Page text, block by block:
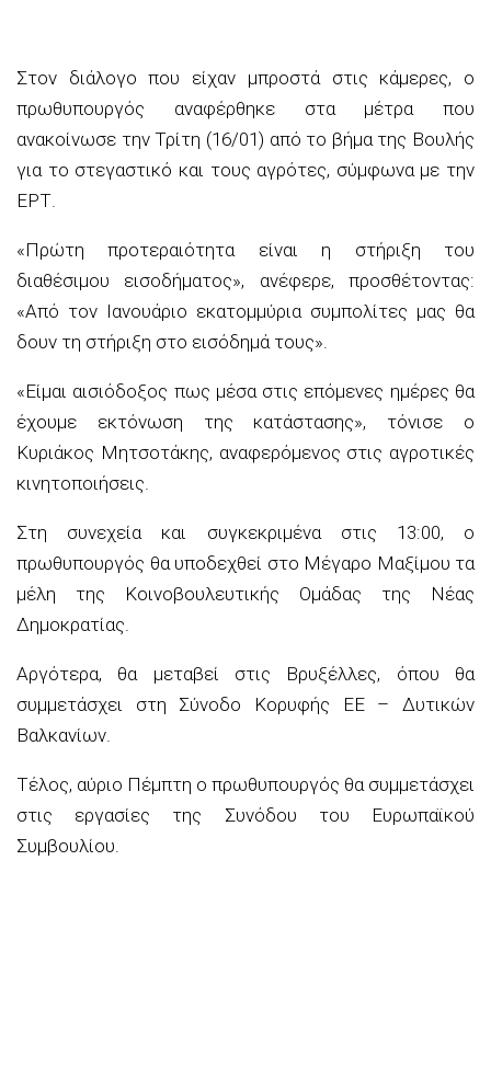
Στον διάλογο που είχαν μπροστά στις κάμερες, ο
πρωθυπουργός αναφέρθηκε στα μέτρα που
ανακοίνωσε την Τρίτη (16/01) από το βήμα της Βουλής
για το στεγαστικό και τους αγρότες, σύμφωνα με την
ΕΡΤ.
«Πρώτη προτεραιότητα είναι η στήριξη του
διαθέσιμου εισοδήματος», ανέφερε, προσθέτοντας:
«Από τον Ιανουάριο εκατομμύρια συμπολίτες μας θα
δουν τη στήριξη στο εισόδημά τους».
«Είμαι αισιόδοξος πως μέσα στις επόμενες ημέρες θα
έχουμε εκτόνωση της κατάστασης», τόνισε ο
Κυριάκος Μητσοτάκης, αναφερόμενος στις αγροτικές
κινητοποιήσεις.
Στη συνεχεία και συγκεκριμένα στις 13:00, ο
πρωθυπουργός θα υποδεχθεί στο Μέγαρο Μαξίμου τα
μέλη της Κοινοβουλευτικής Ομάδας της Νέας
Δημοκρατίας.
Αργότερα, θα μεταβεί στις Βρυξέλλες, όπου θα
συμμετάσχει στη Σύνοδο Κορυφής ΕΕ – Δυτικών
Βαλκανίων.
Τέλος, αύριο Πέμπτη ο πρωθυπουργός θα συμμετάσχει
στις εργασίες της Συνόδου του Ευρωπαϊκού
Συμβουλίου.